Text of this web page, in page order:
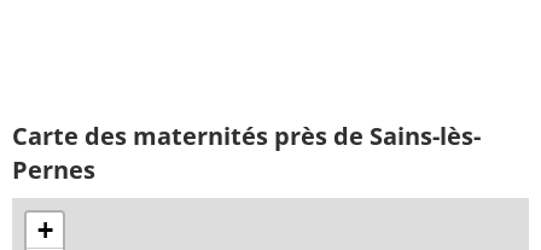
Carte des maternités près de Sains-lès-
Pernes
+